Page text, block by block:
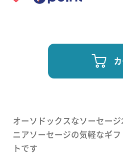
オーソドックスなソーセー
ニアソーセージの気軽なギ
トです